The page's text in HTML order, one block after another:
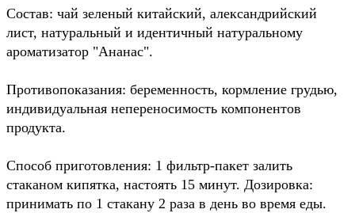
Состав: чай зеленый китайский, александрийский
лист, натуральный и идентичный натуральному
ароматизатор "Ананас".
Противопоказания: беременность, кормление грудью,
индивидуальная непереносимость компонентов
продукта.
Способ приготовления: 1 фильтр-пакет залить
стаканом кипятка, настоять 15 минут. Дозировка:
принимать по 1 стакану 2 раза в день во время еды.